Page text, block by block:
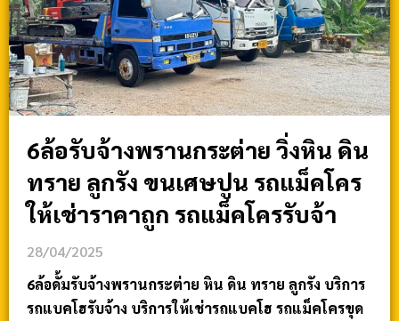
6ล้อรับจ้างพรานกระต่าย วิ่งหิน ดิน
ทราย ลูกรัง ขนเศษปูน รถแม็คโคร
ให้เช่าราคาถูก รถแม็คโครรับจ้า
28/04/2025
6ล้อดั้มรับจ้างพรานกระต่าย หิน ดิน ทราย ลูกรัง บริการ
รถแบคโฮรับจ้าง บริการให้เช่ารถแบคโฮ รถแม็คโครขุด